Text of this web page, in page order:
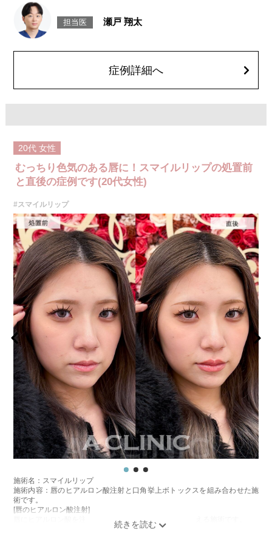
注入し、筋肉の動きを抑制し、口角を上げる施術です。
施術時間：約15～20分程
リスク、副作用：腫れ、赤み、内出血、痛み、突っ張り感などが生じるこ
とがございます。また、稀にアレルギー、細菌感染症、頭痛などが生じる
ほどお控えください。ボトックス注入後は男性は3か月、女性は2か月避妊
費用：レスチレン 68,900円(税込)
担当医 瀬戸 翔太
症例詳細へ
20代 女性
むっちり色気のある唇に！スマイルリップの処置前
と直後の症例です(20代女性)
#スマイルリップ
施術名：スマイルリップ
施術内容：唇のヒアルロン酸注射と口角挙上ボトックスを組み合わせた施
術です。
[唇のヒアルロン酸注射]
唇にヒアルロン酸を注入し、ボリュームやバランスを整える施術です。